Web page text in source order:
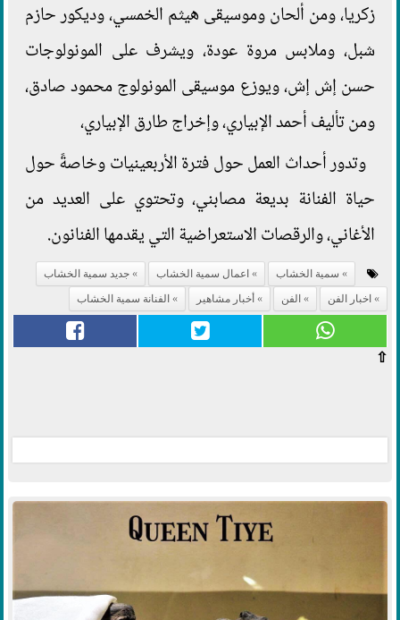
زكريا، ومن ألحان وموسيقى هيثم الخمسي، وديكور حازم
شبل، وملابس مروة عودة، ويشرف على المونولوجات
حسن إش إش، ويوزع موسيقى المونولوج محمود صادق،
ومن تأليف أحمد الإبياري، وإخراج طارق الإبياري،
وتدور أحداث العمل حول فترة الأربعينيات وخاصةً حول
حياة الفنانة بديعة مصابني، وتحتوي على العديد من
الأغاني، والرقصات الاستعراضية التي يقدمها الفنانون.
سمية الخشاب اعمال سمية الخشاب
جديد سمية الخشاب
اخبار الفن
الفن أخبار مشاهير الفنانة سمية الخشاب
⇧